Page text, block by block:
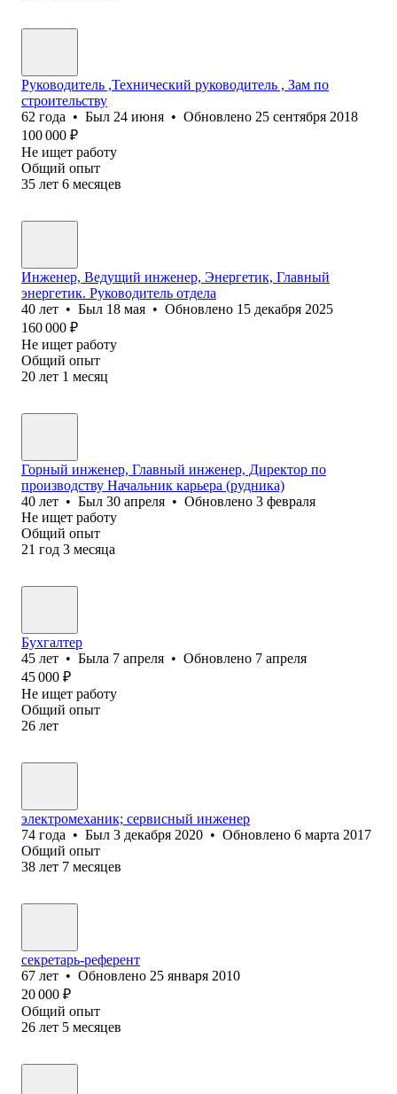
Руководитель ,Технический руководитель , Зам по
строительству
62 года • Был 24 июня • Обновлено 25 сентября 2018
100 000 ₽
Не ищет работу
Общий опыт
35 лет 6 месяцев
Инженер, Ведущий инженер, Энергетик, Главный
энергетик. Руководитель отдела
40 лет • Был 18 мая • Обновлено 15 декабря 2025
160 000 ₽
Не ищет работу
Общий опыт
20 лет 1 месяц
Горный инженер, Главный инженер, Директор по
производству Начальник карьера (рудника)
40 лет • Был 30 апреля • Обновлено 3 февраля
Не ищет работу
Общий опыт
21 год 3 месяца
Бухгалтер
45 лет • Была 7 апреля • Обновлено 7 апреля
45 000 ₽
Не ищет работу
Общий опыт
26 лет
электромеханик; сервисный инженер
74 года • Был 3 декабря 2020 • Обновлено 6 марта 2017
Общий опыт
38 лет 7 месяцев
секретарь-референт
67 лет • Обновлено 25 января 2010
20 000 ₽
Общий опыт
26 лет 5 месяцев